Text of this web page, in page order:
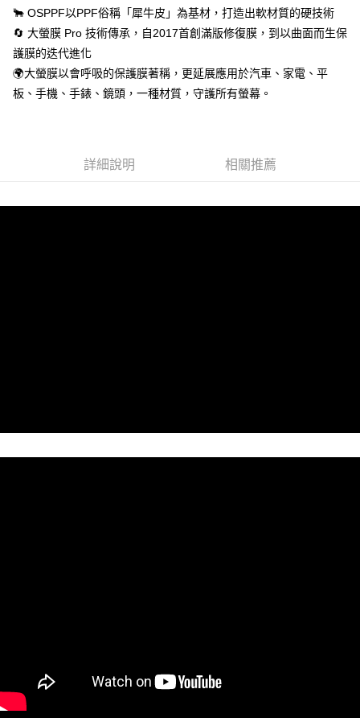
🐂 OSPPF以PPF俗稱「犀牛皮」為基材，打造出軟材質的硬技術
🔄 大螢膜 Pro 技術傳承，自2017首創滿版修復膜，到以曲面而生保
護膜的迭代進化
🌍大螢膜以會呼吸的保護膜著稱，更延展應用於汽車、家電、平
板、手機、手錶、鏡頭，一種材質，守護所有螢幕。
詳細說明 相關推薦